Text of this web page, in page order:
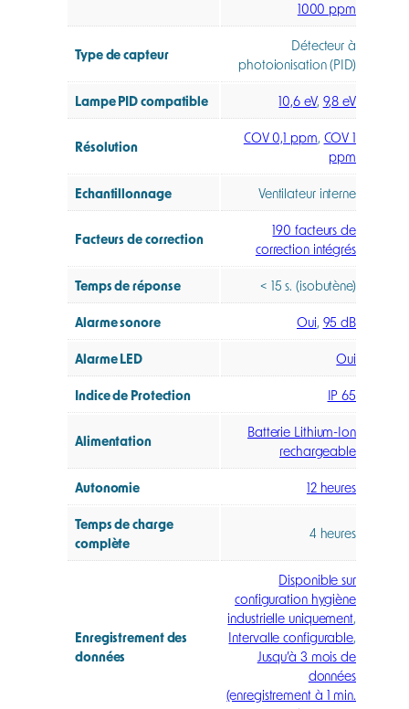
1000 ppm
Type de capteur
Détecteur à
photoionisation (PID)
Lampe PID compatible 10,6 eV, 9,8 eV
Résolution
COV 0,1 ppm, COV 1
ppm
Echantillonnage Ventilateur interne
Facteurs de correction
190 facteurs de
correction intégrés
Temps de réponse < 15 s. (isobutène)
Alarme sonore Oui, 95 dB
Alarme LED Oui
Indice de Protection IP 65
Alimentation
Batterie Lithium-Ion
rechargeable
Autonomie 12 heures
Temps de charge
complète
4 heures
Enregistrement des
données
Disponible sur
configuration hygiène
industrielle uniquement,
Intervalle configurable,
Jusqu’à 3 mois de
données
(enregistrement à 1 min.